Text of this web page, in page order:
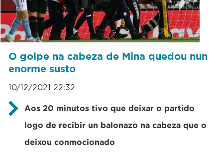
O golpe na cabeza de Mina quedou nun
enorme susto
10/12/2021 22:32
Aos 20 minutos tivo que deixar o partido
logo de recibir un balonazo na cabeza que o
deixou conmocionado